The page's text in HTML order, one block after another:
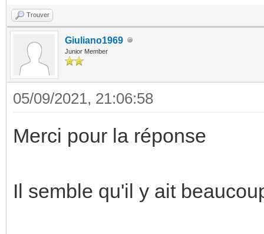
Trouver
Giuliano1969
Junior Member
05/09/2021, 21:06:58
Merci pour la réponse
Il semble qu'il y ait